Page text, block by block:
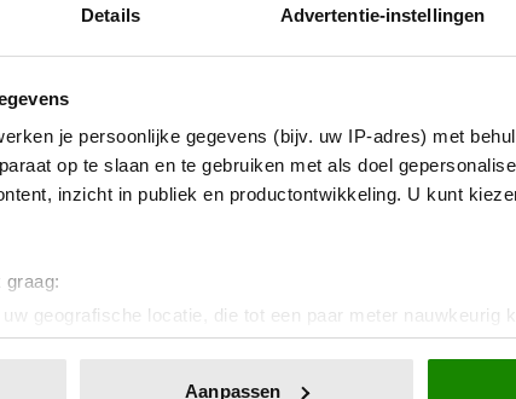
Details Advertentie-instellingen
je persoonlijke gegevens (bijv. uw IP-adres) met
op te slaan en te gebruiken met als doel
inzicht in publiek en productontwikkeling. U kunt
graag:
geografische locatie, die tot een paar meter nauwkeurig
het actief te scannen op specifieke eigenschappen
Aanpassen